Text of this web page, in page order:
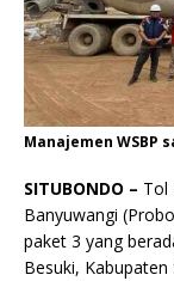
Manajemen WSBP
SITUBONDO – Tol
Banyuwangi
paket 3 yang
Besuki,